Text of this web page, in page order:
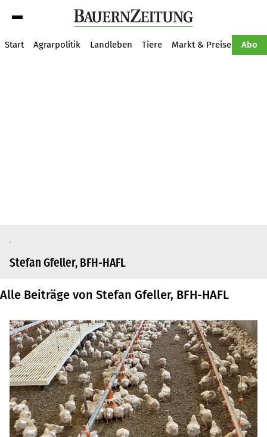
Start Agrarpolitik Landleben Tiere Markt & Preise Abo
Stefan Gfeller, BFH-HAFL
Alle Beiträge von Stefan Gfeller, BFH-HAFL